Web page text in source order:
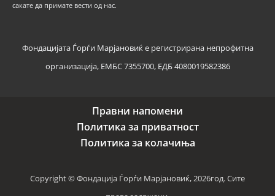
сакате да примате вести од нас.
Фондацијата Ѓорѓи Марјановиќ е регистрирана непрофитна
организација, ЕМБС 7355700, ЕДБ 4080019582386
Правни напомени
Политика за приватност
Политика за колачиња
Copyright © Фондација Ѓорѓи Марјановиќ, 2026год. Сите